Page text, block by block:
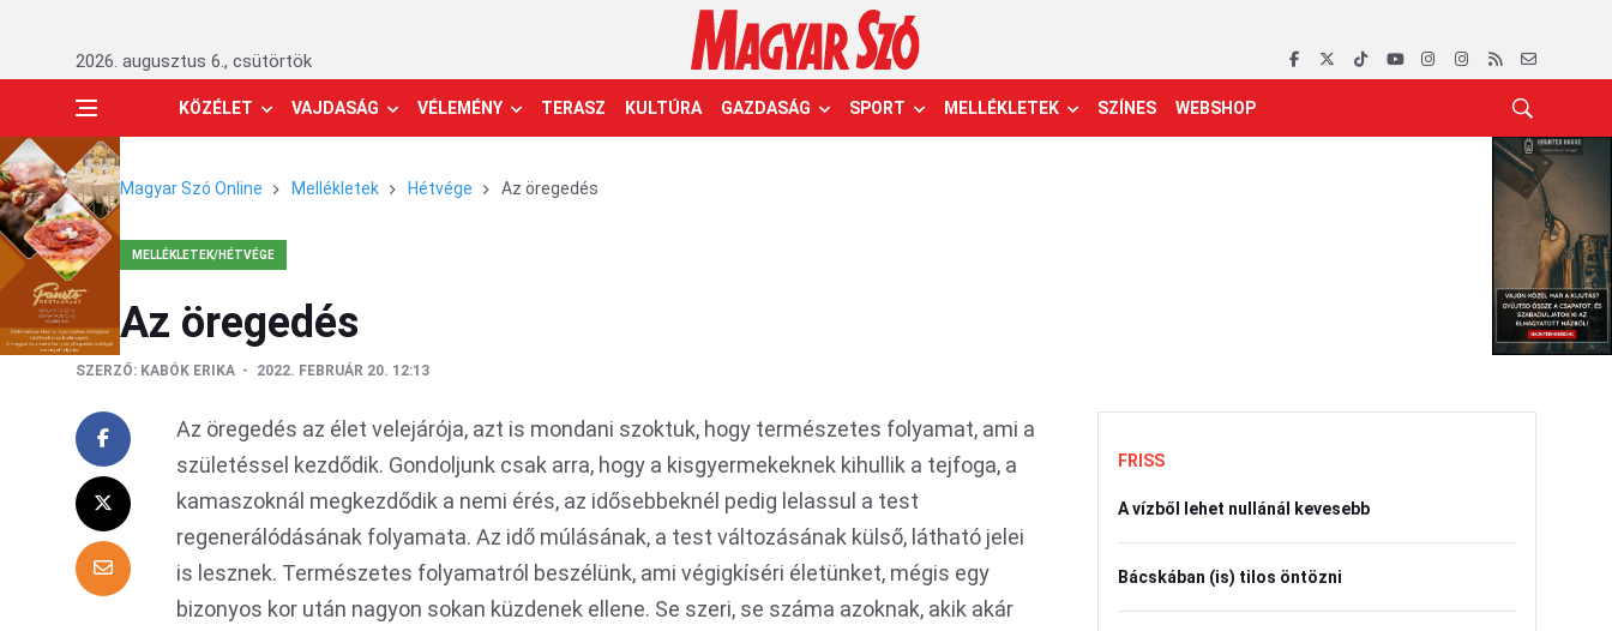
2026. augusztus 6., csütörtök
KÖZÉLET VAJDASÁG VÉLEMÉNY TERASZ KULTÚRA GAZDASÁG SPORT MELLÉKLETEK SZÍNES WEBSHOP
Magyar Szó Online Mellékletek Hétvége Az öregedés
MELLÉKLETEK/HÉTVÉGE
Az öregedés
SZERZŐ: KABÓK ERIKA 2022. FEBRUÁR 20. 12:13
Az öregedés az élet velejárója, azt is mondani szoktuk, hogy természetes folyamat, ami a
születéssel kezdődik. Gondoljunk csak arra, hogy a kisgyermekeknek kihullik a tejfoga, a
kamaszoknál megkezdődik a nemi érés, az idősebbeknél pedig lelassul a test
regenerálódásának folyamata. Az idő múlásának, a test változásának külső, látható jelei
is lesznek. Természetes folyamatról beszélünk, ami végigkíséri életünket, mégis egy
bizonyos kor után nagyon sokan küzdenek ellene. Se szeri, se száma azoknak, akik akár
FRISS
A vízből lehet nullánál kevesebb
Bácskában (is) tilos öntözni